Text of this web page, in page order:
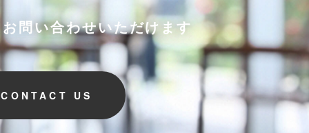
問い合わせいただけます
CONTACT US